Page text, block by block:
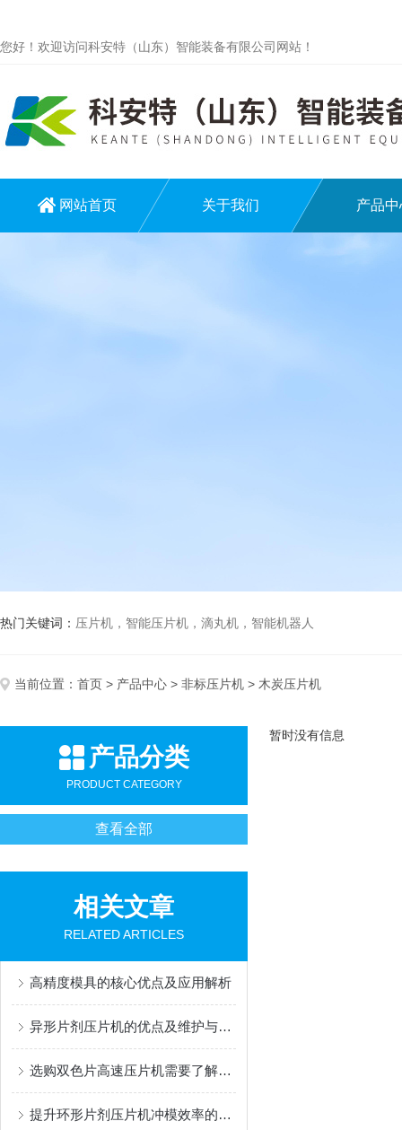
您好！欢迎访问科安特（山东）智能装备有限公司网站！
网站首页 关于我们 产品中
热门关键词： 压片机，智能压片机，滴丸机，智能机器人
当前位置： 首页 > 产品中心 > 非标压片机 > 木炭压片机
产品分类
PRODUCT CATEGORY
查看全部
相关文章
RELATED ARTICLES
高精度模具的核心优点及应用解析
异形片剂压片机的优点及维护与保养
选购双色片高速压片机需要了解哪些常识？
提升环形片剂压片机冲模效率的技术创新
暂时没有信息